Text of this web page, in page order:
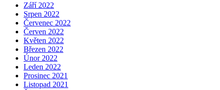
Září 2022
Srpen 2022
Červenec 2022
Červen 2022
Květen 2022
Březen 2022
Únor 2022
Leden 2022
Prosinec 2021
Listopad 2021